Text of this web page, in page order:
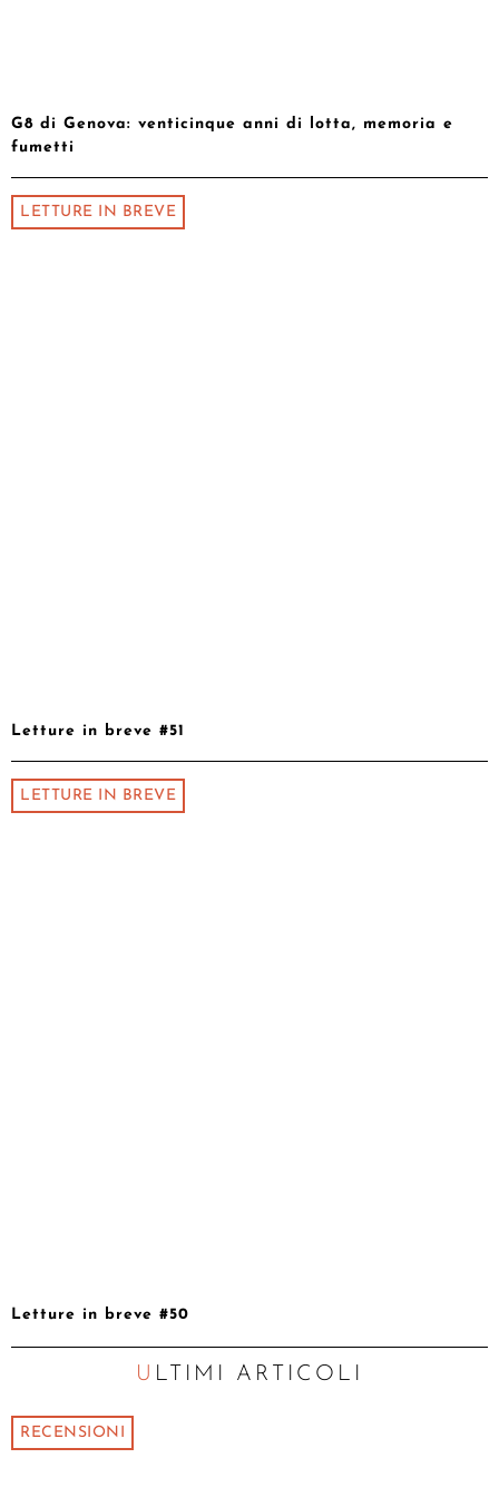
G8 di Genova: venticinque anni di lotta, memoria e
fumetti
LETTURE IN BREVE
Letture in breve #51
LETTURE IN BREVE
Letture in breve #50
ULTIMI ARTICOLI
RECENSIONI